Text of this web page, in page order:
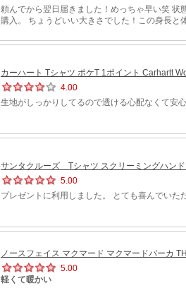
頼んでから翌日届きました！めっちゃ早い笑
購入。 ちょうどいい大きさでした！この身長
カーハート Tシャツ ポケT 1ポイント Carhartt
4.00
生地がしっかりしてるので透ける心配なくて安
サンタクルーズ Tシャツ スクリーミングハン
5.00
プレゼントに利用しました。 とても喜んでいた
ノースフェイス マクマード マクマードパーカ
5.00
軽くて暖かい